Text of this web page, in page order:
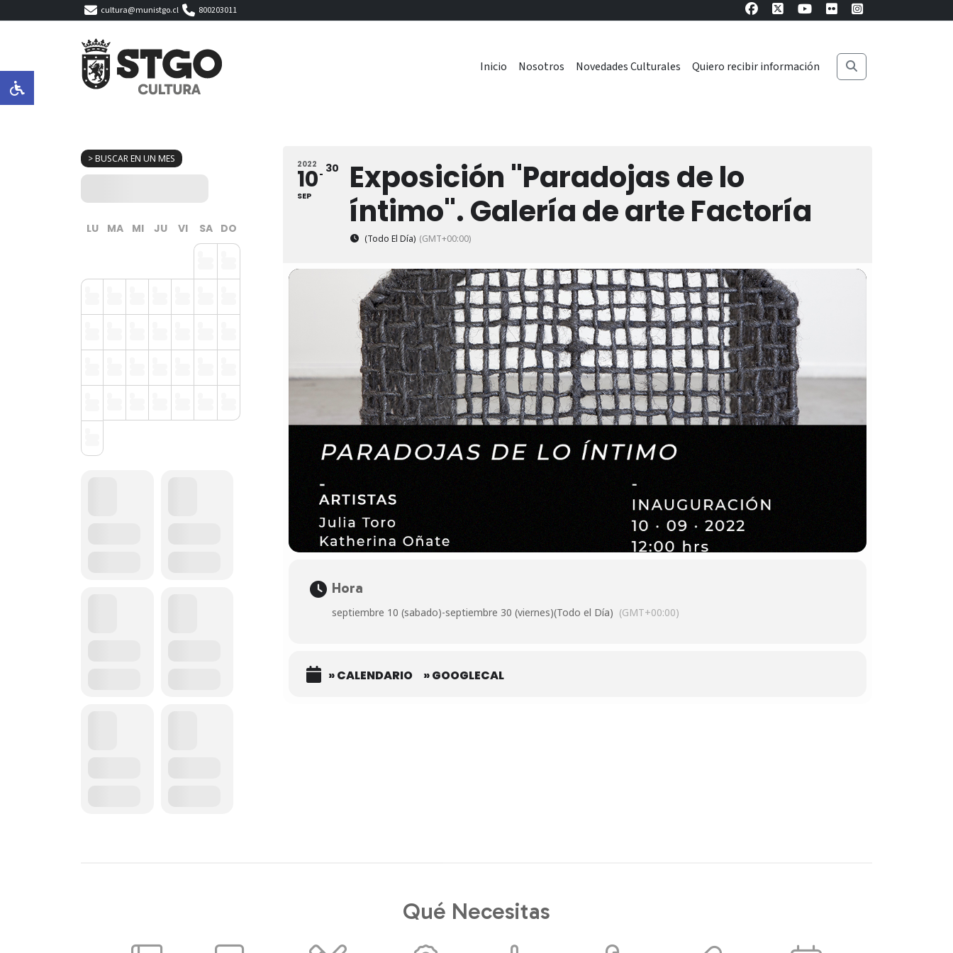
cultura@munistgo.cl 800203011
Inicio Nosotros Novedades Culturales Quiero recibir información
> BUSCAR EN UN MES
LU MA MI JU VI SA DO
2022
10
SEP
30
Exposición "Paradojas de lo
íntimo". Galería de arte Factoría
(Todo El Día) (GMT+00:00)
Hora
septiembre 10 (sabado)-septiembre 30 (viernes)(Todo el Día) (GMT+00:00)
» CALENDARIO » GOOGLECAL
Qué Necesitas